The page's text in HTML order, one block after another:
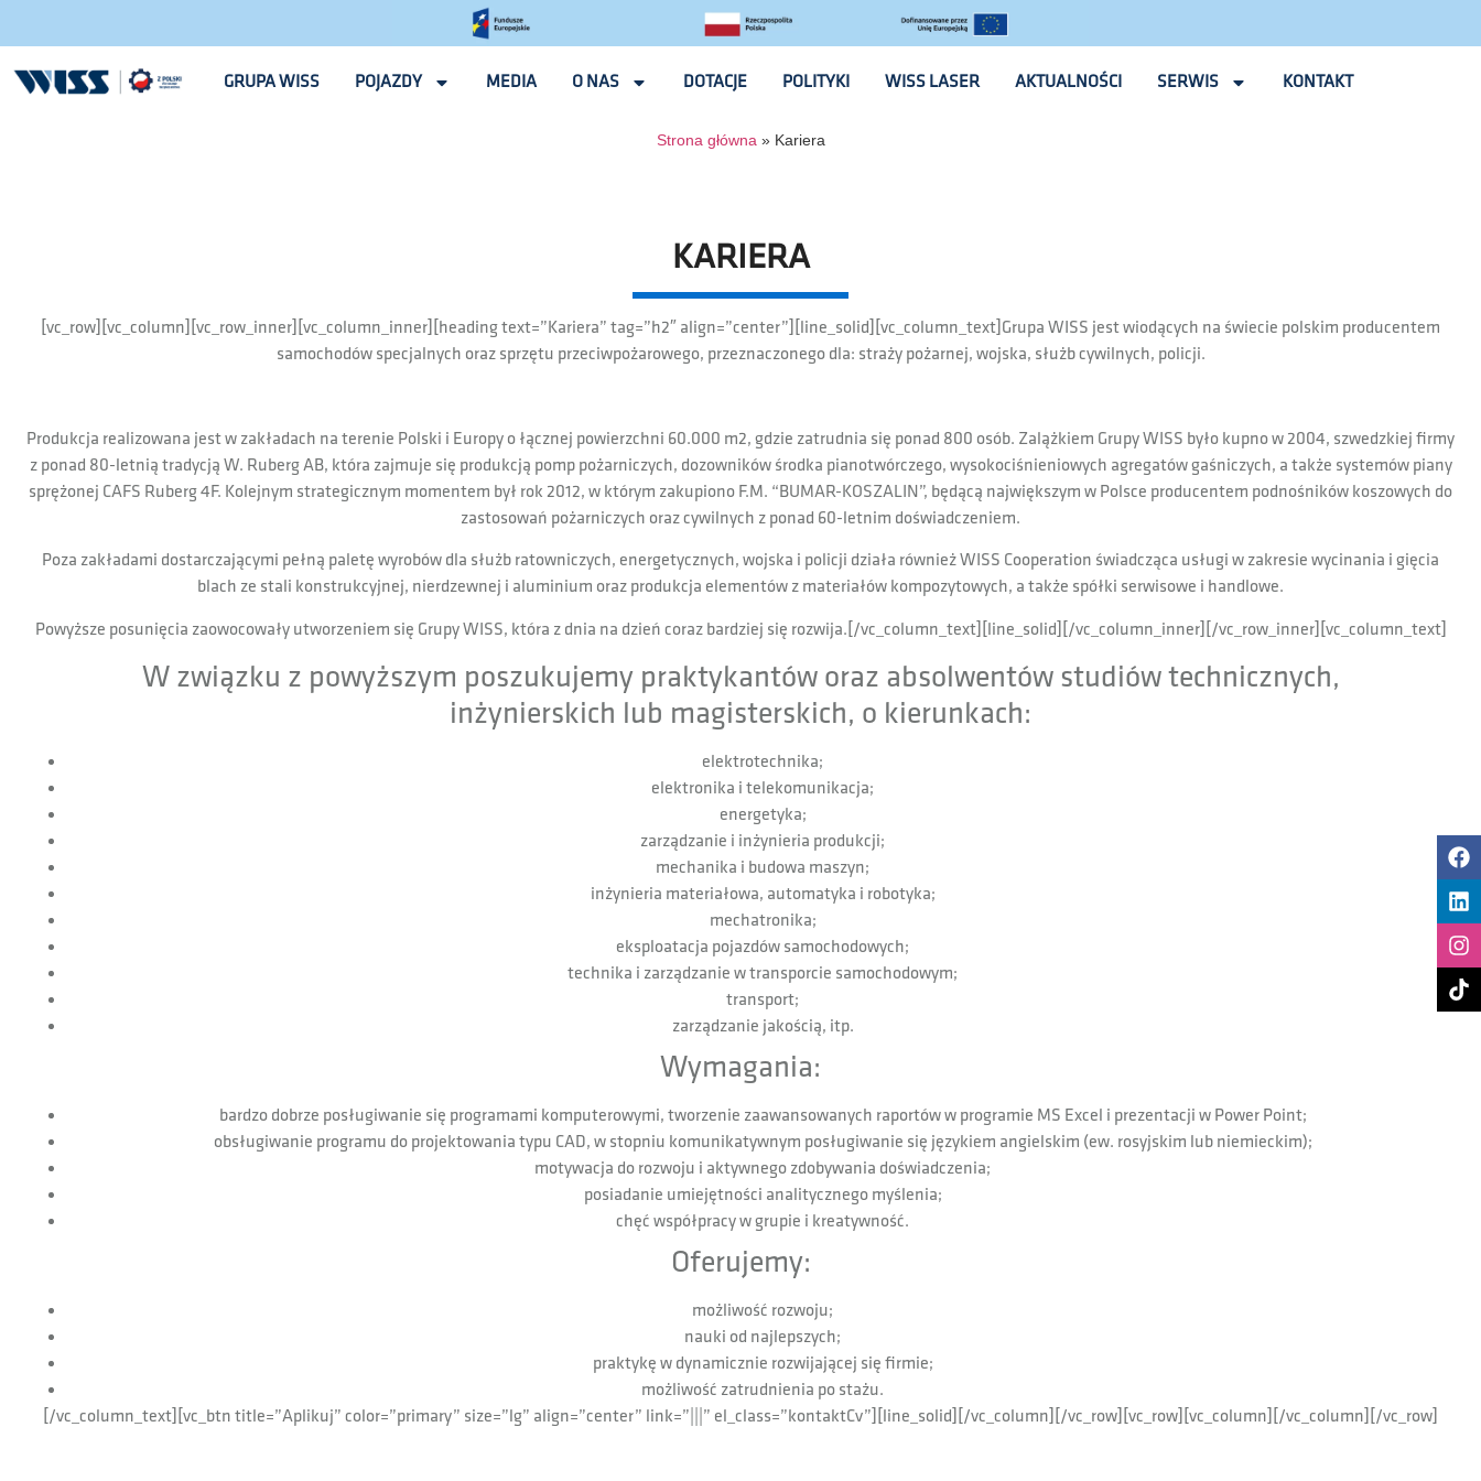
GRUPA WISS POJAZDY MEDIA O NAS DOTACJE POLITYKI WISS LASER AKTUALNOŚCI SERWIS KONTAKT
Strona główna » Kariera
KARIERA
[vc_row][vc_column][vc_row_inner][vc_column_inner][heading text=”Kariera” tag=”h2″ align=”center”][line_solid][vc_column_text]Grupa WISS jest wiodących na świecie polskim producentem
samochodów specjalnych oraz sprzętu przeciwpożarowego, przeznaczonego dla: straży pożarnej, wojska, służb cywilnych, policji.
Produkcja realizowana jest w zakładach na terenie Polski i Europy o łącznej powierzchni 60.000 m2, gdzie zatrudnia się ponad 800 osób. Zalążkiem Grupy WISS było kupno w 2004, szwedzkiej firmy
z ponad 80-letnią tradycją W. Ruberg AB, która zajmuje się produkcją pomp pożarniczych, dozowników środka pianotwórczego, wysokociśnieniowych agregatów gaśniczych, a także systemów piany
sprężonej CAFS Ruberg 4F. Kolejnym strategicznym momentem był rok 2012, w którym zakupiono F.M. “BUMAR-KOSZALIN”, będącą największym w Polsce producentem podnośników koszowych do
zastosowań pożarniczych oraz cywilnych z ponad 60-letnim doświadczeniem.
Poza zakładami dostarczającymi pełną paletę wyrobów dla służb ratowniczych, energetycznych, wojska i policji działa również WISS Cooperation świadcząca usługi w zakresie wycinania i gięcia
blach ze stali konstrukcyjnej, nierdzewnej i aluminium oraz produkcja elementów z materiałów kompozytowych, a także spółki serwisowe i handlowe.
Powyższe posunięcia zaowocowały utworzeniem się Grupy WISS, która z dnia na dzień coraz bardziej się rozwija.[/vc_column_text][line_solid][/vc_column_inner][/vc_row_inner][vc_column_text]
W związku z powyższym poszukujemy praktykantów oraz absolwentów studiów technicznych,
inżynierskich lub magisterskich, o kierunkach:
elektrotechnika;
elektronika i telekomunikacja;
energetyka;
zarządzanie i inżynieria produkcji;
mechanika i budowa maszyn;
inżynieria materiałowa, automatyka i robotyka;
mechatronika;
eksploatacja pojazdów samochodowych;
technika i zarządzanie w transporcie samochodowym;
transport;
zarządzanie jakością, itp.
Wymagania:
bardzo dobrze posługiwanie się programami komputerowymi, tworzenie zaawansowanych raportów w programie MS Excel i prezentacji w Power Point;
obsługiwanie programu do projektowania typu CAD, w stopniu komunikatywnym posługiwanie się językiem angielskim (ew. rosyjskim lub niemieckim);
motywacja do rozwoju i aktywnego zdobywania doświadczenia;
posiadanie umiejętności analitycznego myślenia;
chęć współpracy w grupie i kreatywność.
Oferujemy:
możliwość rozwoju;
nauki od najlepszych;
praktykę w dynamicznie rozwijającej się firmie;
możliwość zatrudnienia po stażu.
[/vc_column_text][vc_btn title=”Aplikuj” color=”primary” size=”lg” align=”center” link=”|||” el_class=”kontaktCv”][line_solid][/vc_column][/vc_row][vc_row][vc_column][/vc_column][/vc_row]